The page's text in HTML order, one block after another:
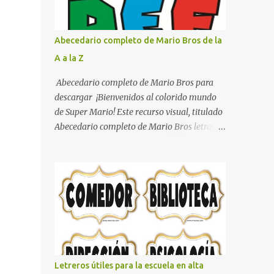
con pósters Cama con diseño de ring de
boxeo Ideas para decoraciones de fiestas
infantiles Cosas bonitas que se pueden hacer
con gomas de coche
Abecedario completo de Mario Bros de la
A a la Z
Abecedario completo de Mario Bros para
descargar ¡Bienvenidos al colorido mundo
de Super Mario! Este recurso visual, titulado
Abecedario completo de Mario Bros letras
de los videojuegos. Este set de letras está
diseñado para transformar cualquier
mensaje en una aventura, utilizando la
tipografía clásica y robusta que los fans han
reconocido por décadas. En esta primera
sección, el abecedario nos presenta:
Identidad Visual: Un diseño de bloques con
Letreros útiles para la escuela en alta